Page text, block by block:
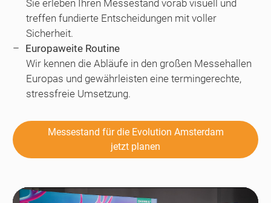
Sie erleben Ihren Messestand vorab visuell und
treffen fundierte Entscheidungen mit voller
Sicherheit.
Europaweite Routine
Wir kennen die Abläufe in den großen Messehallen
Europas und gewährleisten eine termingerechte,
stressfreie Umsetzung.
Messestand für die Evolution Amsterdam
jetzt planen